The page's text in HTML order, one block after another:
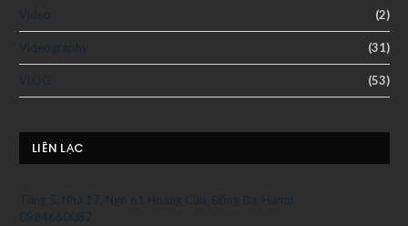
(2)
(31)
(53)
LIÊN LẠC